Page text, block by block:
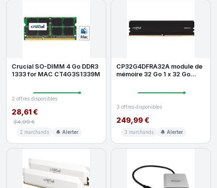
Crucial SO-DIMM 4 Go DDR3
1333 for MAC CT4G3S1339M
2 offres disponibles
28,61 €
34,99 €
2 marchands 🔔 Alerter
CP32G4DFRA32A module de
mémoire 32 Go 1 x 32 Go
3 offres disponibles
249,99 €
3 marchands 🔔 Alerter